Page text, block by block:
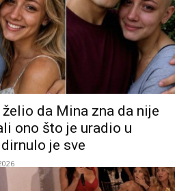
želio da Mina zna da nije
ono što je uradio u
je sve